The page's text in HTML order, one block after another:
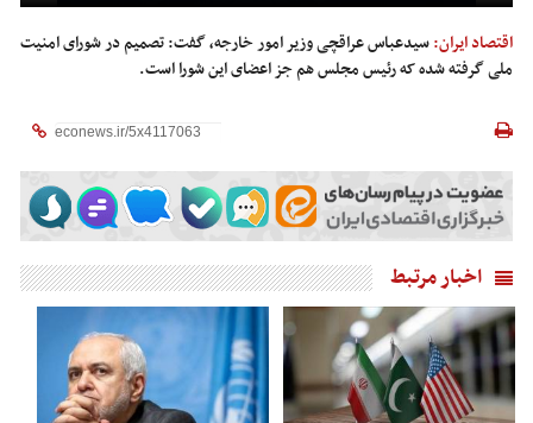
اقتصاد ایران:سیدعباس عراقچی وزیر امور خارجه، گفت: تصمیم در شورای امنیت
ملی گرفته شده که رئیس مجلس هم جز اعضای این شورا است.
اخبار مرتبط